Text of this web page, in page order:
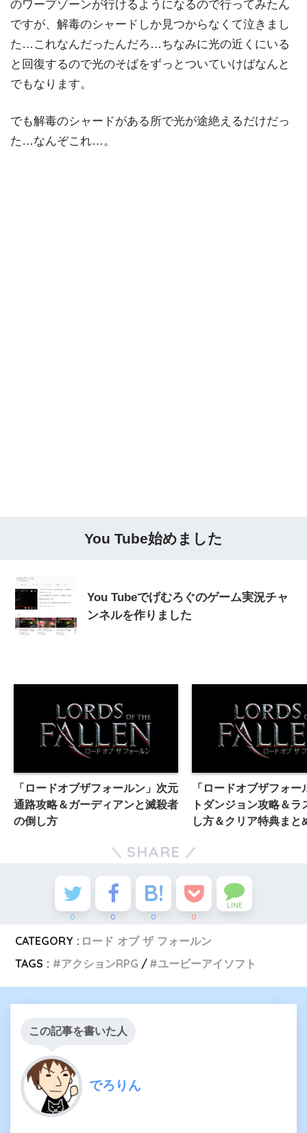
のワープゾーンが行けるようになるので行ってみたん
ですが、解毒のシャードしか見つからなくて泣きまし
た…これなんだったんだろ…ちなみに光の近くにいる
と回復するので光のそばをずっとついていけばなんと
でもなります。
でも解毒のシャードがある所で光が途絶えるだけだっ
た…なんぞこれ…。
You Tube始めました
You Tubeでげむろぐのゲーム実況チャ
ンネルを作りました
「ロードオブザフォールン」次元
通路攻略＆ガーディアンと滅殺者
の倒し方
「ロードオブザフォー
トダンジョン攻略＆ラ
し方＆クリア特典まと
SHARE
0 0 0 0
LINE
CATEGORY : ロード オブ ザ フォールン
TAGS :
アクションRPG ユービーアイソフト
この記事を書いた人
でろりん